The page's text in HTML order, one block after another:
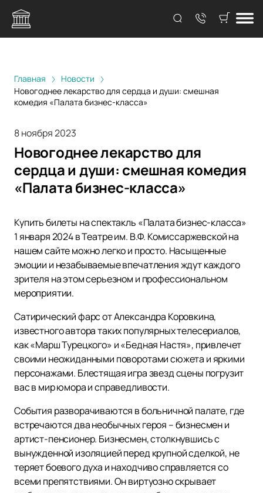
Главная
Новости
Новогоднее лекарство для сердца и души: смешная
комедия «Палата бизнес-класса»
8 ноября 2023
Новогоднее лекарство для
сердца и души: смешная комедия
«Палата бизнес-класса»
Купить билеты на спектакль «Палата бизнес-класса»
1 января 2024 в Театре им. В.Ф. Комиссаржевской на
нашем сайте можно легко и просто. Насыщенные
эмоции и незабываемые впечатления ждут каждого
зрителя на этом серьезном и профессиональном
мероприятии.
Сатирический фарс от Александра Коровкина,
известного автора таких популярных телесериалов,
как «Марш Турецкого» и «Бедная Настя», привлечет
своими неожиданными поворотами сюжета и яркими
персонажами. Блестящая игра звезд сцены погрузит
вас в мир юмора и справедливости.
События разворачиваются в больничной палате, где
встречаются два необычных героя – бизнесмен и
артист-пенсионер. Бизнесмен, столкнувшись с
вынужденной изоляцией перед крупной сделкой, не
теряет боевого духа и находчиво справляется со
всеми препятствиями. Он виртуозно скрывает